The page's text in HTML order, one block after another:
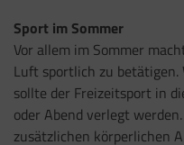
Sport im Sommer
Vor allem im Sommer
Luft sportlich zu betätigen.
sollte der Freizeitsport in
oder Abend verlegt
zusätzlichen körperlichen